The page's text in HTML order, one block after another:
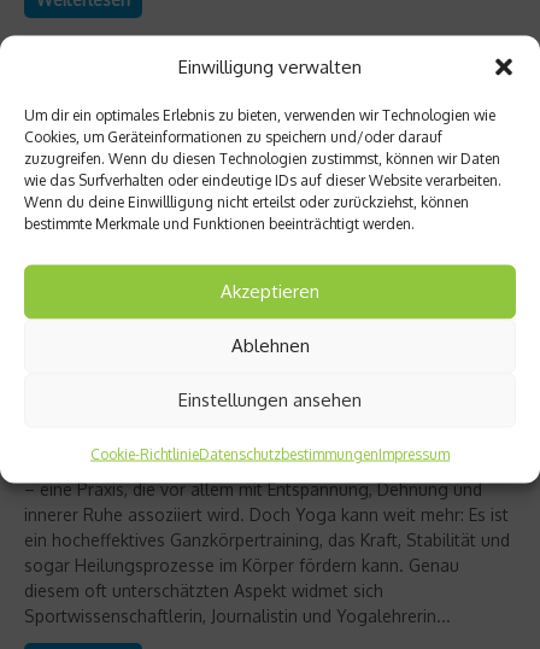
Einwilligung verwalten
Um dir ein optimales Erlebnis zu bieten, verwenden wir Technologien wie
Cookies, um Geräteinformationen zu speichern und/oder darauf
zuzugreifen. Wenn du diesen Technologien zustimmst, können wir Daten
wie das Surfverhalten oder eindeutige IDs auf dieser Website verarbeiten.
Wenn du deine Einwillligung nicht erteilst oder zurückziehst, können
bestimmte Merkmale und Funktionen beeinträchtigt werden.
Akzeptieren
Ablehnen
Einstellungen ansehen
Cookie-RichtlinieDatenschutzbestimmungenImpressum
Christine Bielecki über ihr Buch „Yoga Power“
Yoga gilt für viele als sanfter Ausgleich zum hektischen Alltag
– eine Praxis, die vor allem mit Entspannung, Dehnung und
innerer Ruhe assoziiert wird. Doch Yoga kann weit mehr: Es ist
ein hocheffektives Ganzkörpertraining, das Kraft, Stabilität und
sogar Heilungsprozesse im Körper fördern kann. Genau
diesem oft unterschätzten Aspekt widmet sich
Sportwissenschaftlerin, Journalistin und Yogalehrerin...